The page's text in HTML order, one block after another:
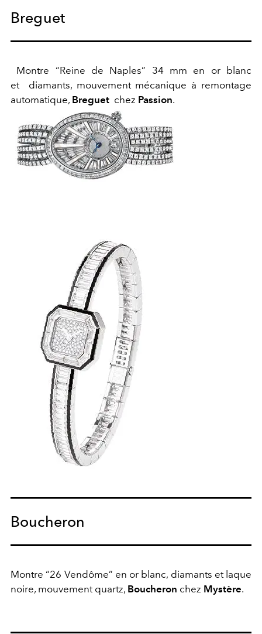
Breguet
Montre “Reine de Naples” 34 mm en or blanc
et
diamants, mouvement mécanique à remontage
automatique, Breguet chez Passion.
Boucheron
Montre “26 Vendôme” en or blanc, diamants et laque
noire, mouvement quartz, Boucheron chez Mystère.